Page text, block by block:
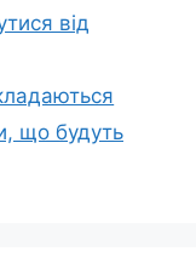
від
що будуть